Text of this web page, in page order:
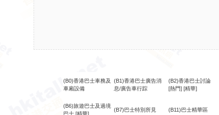
(B0)香港巴士車務及
車廂設備
(B1)香港巴士廣告消
息/廣告車行踪
(B2)香港巴士討論
[熱門] [精華]
(B6)旅遊巴士及過境
巴士 [精華]
(B7)巴士特別所見 (B11)巴士精華區